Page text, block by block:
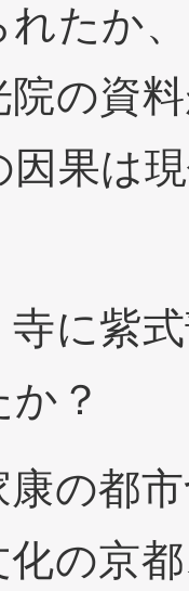
れたか
の資
因果は
に紫
？
の都
の京